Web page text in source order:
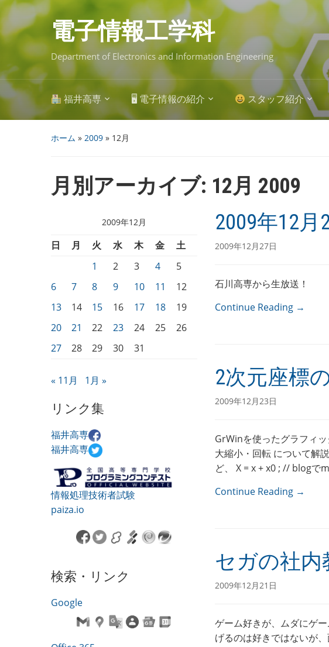
Skip
to
main
content 電子情報工学科
Department of Electronics and Information Engineering
福井高専 🖥 電子情報の紹介 スタッフ紹介
ホーム » 2009 » 12月
月別アーカイブ: 12月 2009
2009年12月
日 月 火 水 木 金
土
1
2 3 4
5
6
7 8 9 10 11
12
13
14 15 16 17 18
19
20
21 22 23 24 25
26
27
28 29 30 31
« 11月 1月 »
リンク集
福井高専
福井高専
情報処理技術者試験
paiza.io
検索・リンク
Google
2009年12月
2009年12月27日
石川高専から生放送！
Continue Reading →
2次元座標
2009年12月23日
GrWinを使ったグラフィ
大縮小・回転 について解
ど、 X = x + x0 ; // blogで
Continue Reading →
セガの社内
2009年12月21日
ゲーム好きが、ムダにゲ
げるのは好きではないが